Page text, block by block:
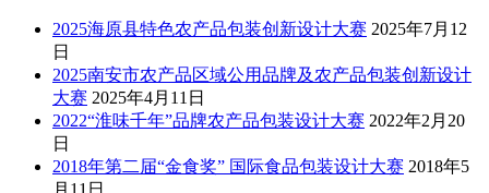
2025海原县特色农产品包装创新设计大赛 2025年7月12
日
2025南安市农产品区域公用品牌及农产品包装创新设计
大赛 2025年4月11日
2022“淮味千年”品牌农产品包装设计大赛 2022年2月20
日
2018年第二届“金食奖” 国际食品包装设计大赛 2018年5